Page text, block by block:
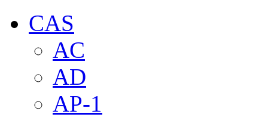
CAS
AC
AD
AP-1